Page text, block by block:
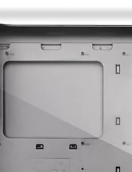
8º
hd
9º
10º jonsbo